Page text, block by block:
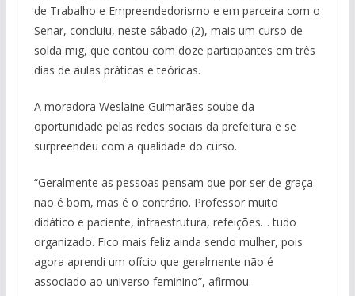
de Trabalho e Empreendedorismo e em parceira com o
Senar, concluiu, neste sábado (2), mais um curso de
solda mig, que contou com doze participantes em três
dias de aulas práticas e teóricas.
A moradora Weslaine Guimarães soube da
oportunidade pelas redes sociais da prefeitura e se
surpreendeu com a qualidade do curso.
“Geralmente as pessoas pensam que por ser de graça
não é bom, mas é o contrário. Professor muito
didático e paciente, infraestrutura, refeições… tudo
organizado. Fico mais feliz ainda sendo mulher, pois
agora aprendi um ofício que geralmente não é
associado ao universo feminino”, afirmou.